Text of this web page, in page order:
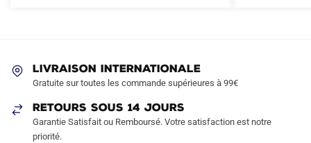
choisies
la
page
LIVRAISON INTERNATIONALE
Gratuite sur toutes les commande supérieures à 99€
RETOURS SOUS 14 JOURS
Garantie Satisfait ou Remboursé. Votre satisfaction est notre
priorité.